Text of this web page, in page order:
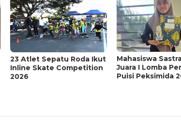
23 Atlet Sepatu Roda Ikut
Inline Skate Competition
2026
Mahasiswa
Juara I Lomba
Puisi Peksimida